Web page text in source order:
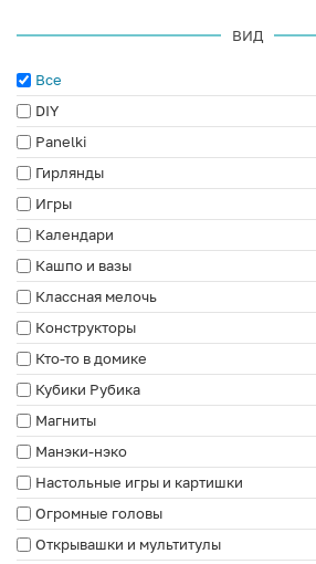
ВИД
Все
DIY
Panelki
Гирлянды
Игры
Календари
Кашпо и вазы
Классная мелочь
Конструкторы
Кто-то в домике
Кубики Рубика
Магниты
Манэки-нэко
Настольные игры и картишки
Огромные головы
Открывашки и мультитулы